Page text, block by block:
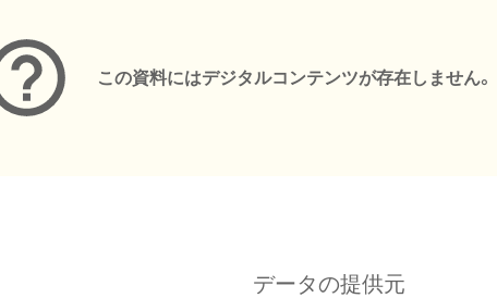
この資料にはデジタルコンテンツが存在しません。
データの提供元